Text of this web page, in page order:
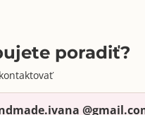
poradiť?